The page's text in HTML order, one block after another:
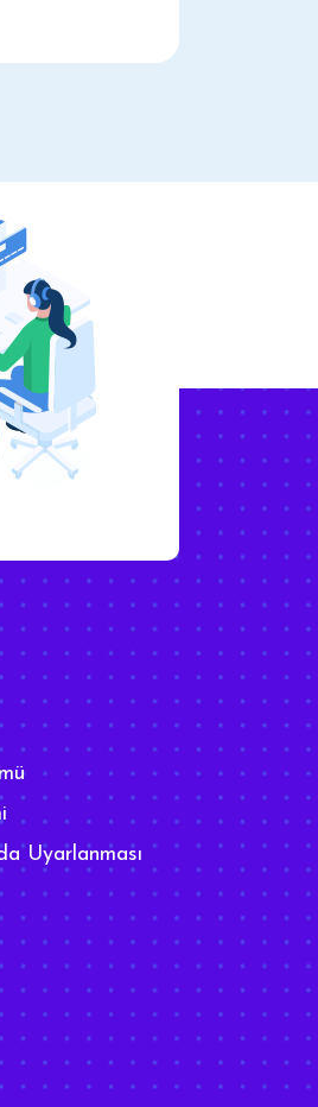
Uyarlanması